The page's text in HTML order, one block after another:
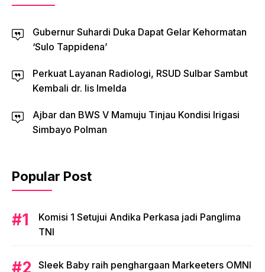
Gubernur Suhardi Duka Dapat Gelar Kehormatan
‘Sulo Tappidena’
Perkuat Layanan Radiologi, RSUD Sulbar Sambut
Kembali dr. Iis Imelda
Ajbar dan BWS V Mamuju Tinjau Kondisi Irigasi
Simbayo Polman
Popular Post
Komisi 1 Setujui Andika Perkasa jadi Panglima
TNI
Sleek Baby raih penghargaan Markeeters OMNI